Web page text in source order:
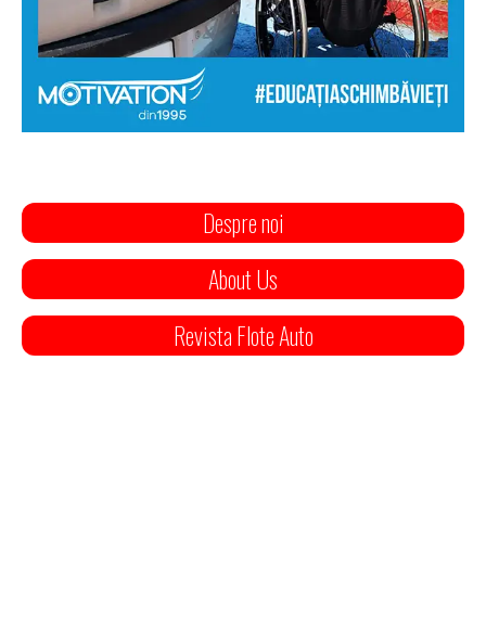
Despre noi
About Us
Revista Flote Auto